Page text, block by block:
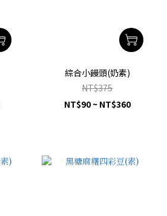
綜合小饅頭(奶素)
NT$375
NT$90 ~ NT$360